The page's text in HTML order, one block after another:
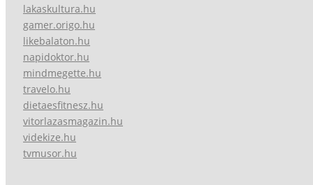
lakaskultura.hu
gamer.origo.hu
likebalaton.hu
napidoktor.hu
mindmegette.hu
travelo.hu
dietaesfitnesz.hu
vitorlazasmagazin.hu
videkize.hu
tvmusor.hu